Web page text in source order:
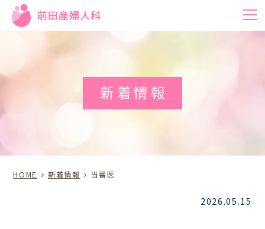
新着情報
HOME 新着情報 当番医
2026.05.15